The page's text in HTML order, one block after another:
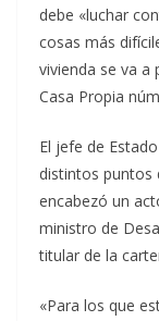
debe «luchar
cosas más
vivienda se va a
Casa Propia
El jefe de
distintos puntos
encabezó un
ministro de
titular de la
«Para los que